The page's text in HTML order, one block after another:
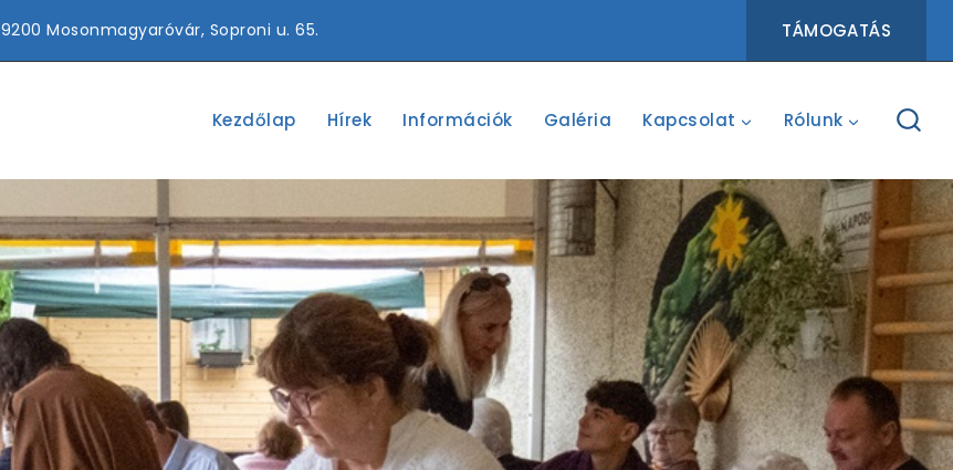
9200 Mosonmagyaróvár, Soproni u. 65. TÁMOGATÁS
Kezdőlap Hírek Információk Galéria Kapcsolat Rólunk